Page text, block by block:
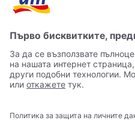
dm онлайн магазин Контакти